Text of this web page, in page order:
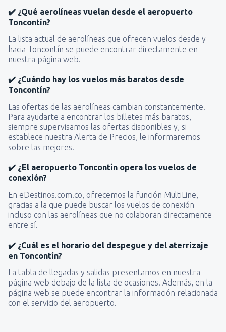
✔️ ¿Qué aerolíneas vuelan desde el aeropuerto
Toncontín?
La lista actual de aerolíneas que ofrecen vuelos desde y
hacia Toncontín se puede encontrar directamente en
nuestra página web.
✔️ ¿Cuándo hay los vuelos más baratos desde
Toncontín?
Las ofertas de las aerolíneas cambian constantemente.
Para ayudarte a encontrar los billetes más baratos,
siempre supervisamos las ofertas disponibles y, si
establece nuestra Alerta de Precios, le informaremos
sobre las mejores.
✔️ ¿El aeropuerto Toncontín opera los vuelos de
conexión?
En eDestinos.com.co, ofrecemos la función MultiLine,
gracias a la que puede buscar los vuelos de conexión
incluso con las aerolíneas que no colaboran directamente
entre sí.
✔️ ¿Cuál es el horario del despegue y del aterrizaje
en Toncontín?
La tabla de llegadas y salidas presentamos en nuestra
página web debajo de la lista de ocasiones. Además, en la
página web se puede encontrar la información relacionada
con el servicio del aeropuerto.